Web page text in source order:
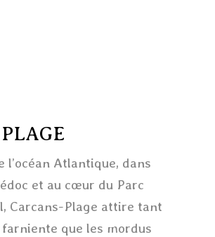
l’océan Atlantique, dans
et au cœur du Parc
Carcans-Plage attire tant
que les mordus